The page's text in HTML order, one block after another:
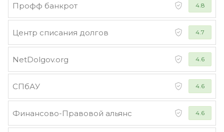
Профф банкрот 4.8
Центр списания долгов 4.7
NetDolgov.org 4.6
СПбАУ 4.6
Финансово-Правовой альянс 4.6